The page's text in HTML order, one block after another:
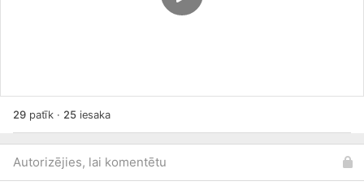
29patīk · 25iesaka
Autorizējies, lai komentētu